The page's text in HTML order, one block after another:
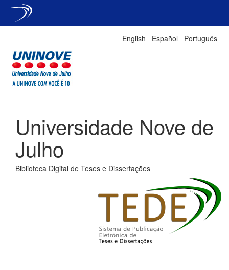
English Español Português
Universidade Nove de
Julho
Biblioteca Digital de Teses e Dissertações